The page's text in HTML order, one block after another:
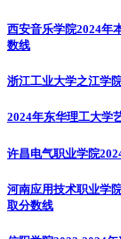
西安音乐学院2024年
数线
浙江工业大学之江学
2024年东华理工大学
许昌电气职业学院
河南应用技术职业学
取分数线